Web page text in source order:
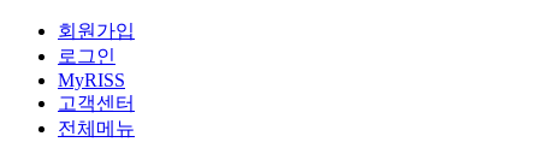
회원가입
로그인
MyRISS
고객센터
전체메뉴